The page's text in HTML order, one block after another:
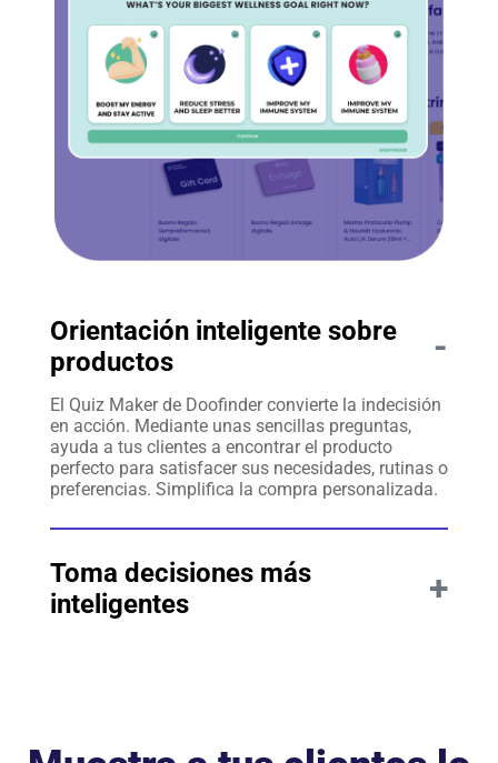
Orientación inteligente sobre
productos
-
El Quiz Maker de Doofinder convierte la indecisión
en acción. Mediante unas sencillas preguntas,
ayuda a tus clientes a encontrar el producto
perfecto para satisfacer sus necesidades, rutinas o
preferencias. Simplifica la compra personalizada.
Toma decisiones más
inteligentes
+